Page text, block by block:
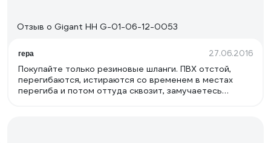
Отзыв о Gigant НН G-01-06-12-0053
гера 27.06.2016
Покупайте только резиновые шланги. ПВХ отстой,
перегибаются, истираются со временем в местах
перегиба и потом оттуда сквозит, замучаетесь